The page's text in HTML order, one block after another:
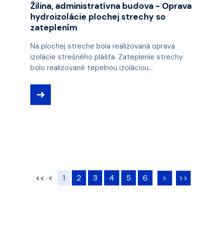
Žilina, administratívna budova - Oprava
hydroizolácie plochej strechy so
zateplením
Na plochej streche bola realizovaná oprava
izolácie strešného plášťa. Zateplenie strechy
bolo realizované tepelnou izoláciou...
➜
<< < 1 2 3 4 5 6 > >>